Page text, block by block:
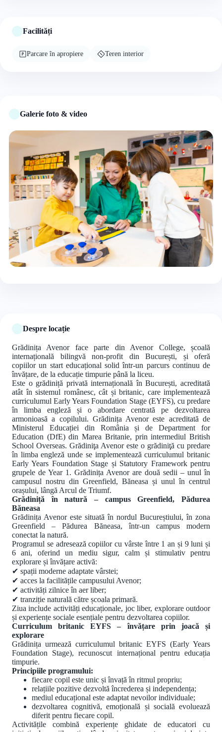
Facilități
Parcare în apropiere Teren interior
Galerie foto & video
Despre locație
Grădinița Avenor face parte din Avenor College, școală
internațională bilingvă non-profit din București, și oferă
copiilor un start educațional solid într-un parcurs continuu de
învățare, de la educație timpurie până la liceu.
Este o grădiniță privată internațională în București, acreditată
atât în sistemul românesc, cât și britanic, care implementează
curriculumul Early Years Foundation Stage (EYFS), cu predare
în limba engleză și o abordare centrată pe dezvoltarea
armonioasă a copilului. Grădinița Avenor este acreditată de
Ministerul Educației din România și de Department for
Education (DfE) din Marea Britanie, prin intermediul British
School Overseas. Grădiniţa Avenor este o grădiniţă cu predare
în limba engleză unde se implementează curriculumul britanic
Early Years Foundation Stage și Statutory Framework pentru
grupele de Year 1. Grădinița Avenor are două sedii – unul în
campusul nostru din Greenfield, Băneasa și unul în centrul
orașului, lângă Arcul de Triumf.
Grădiniță în natură – campus Greenfield, Pădurea
Băneasa
Grădinița Avenor este situată în nordul Bucureștiului, în zona
Greenfield – Pădurea Băneasa, într-un campus modern
conectat la natură.
Programul se adresează copiilor cu vârste între 1 an și 9 luni și
6 ani, oferind un mediu sigur, calm și stimulativ pentru
explorare și învățare activă:
✔ spații moderne adaptate vârstei;
✔ acces la facilitățile campusului Avenor;
✔ activități zilnice în aer liber;
✔ tranziție naturală către școala primară.
Ziua include activități educaționale, joc liber, explorare outdoor
și experiențe sociale esențiale pentru dezvoltarea copiilor.
Curriculum britanic EYFS – învățare prin joacă și
explorare
Grădinița urmează curriculumul britanic EYFS (Early Years
Foundation Stage), recunoscut internațional pentru educația
timpurie.
Principiile programului:
fiecare copil este unic și învață în ritmul propriu;
relațiile pozitive dezvoltă încrederea și independența;
mediul educațional este adaptat nevoilor individuale;
dezvoltarea cognitivă, emoțională și socială evoluează
diferit pentru fiecare copil.
Activitățile combină experiențe ghidate de educatori cu